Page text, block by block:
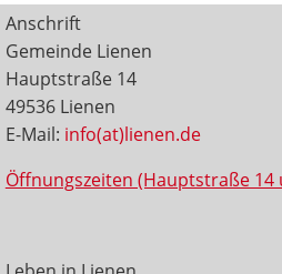
Anschrift
Gemeinde Lienen
Hauptstraße 14
49536 Lienen
E-Mail: info(at)lienen.de
Öffnungszeiten (Hauptstraße 14